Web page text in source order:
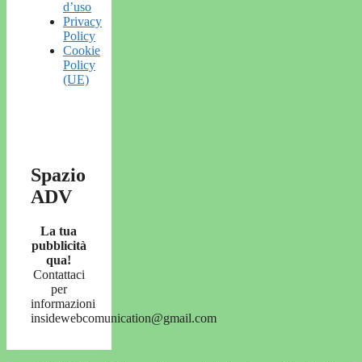
d’uso
Privacy
Policy
Cookie
Policy
(UE)
Spazio
ADV
La tua
pubblicità
qua!
Contattaci
per
informazioni
insidewebcomunication@gmail.com